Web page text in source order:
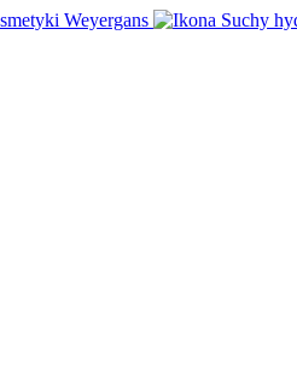
Weyergans Suchy